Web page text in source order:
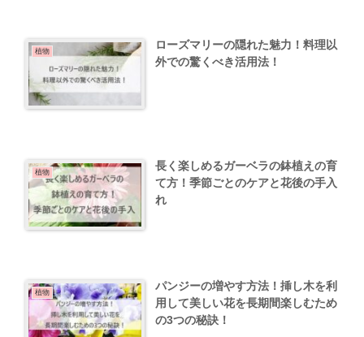
植物
ローズマリーの隠れた魅力！料理以
外での驚くべき活用法！
植物
長く楽しめるガーベラの鉢植えの育
て方！季節ごとのケアと花後の手入
れ
植物
パンジーの増やす方法！挿し木を利
用して美しい花を長期間楽しむため
の3つの秘訣！